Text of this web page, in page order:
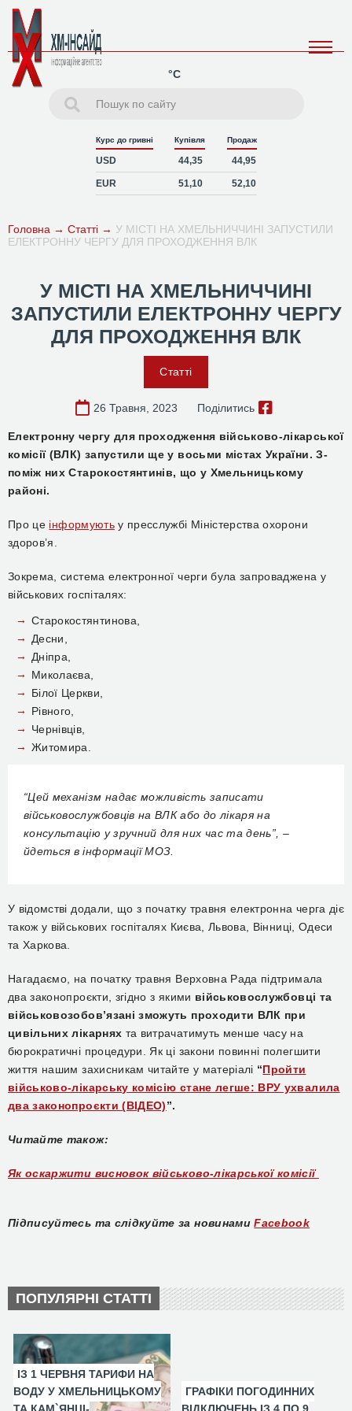
°C
Курс до гривні Купівля Продаж
USD 44,35 44,95
EUR 51,10 52,10
Головна → Статті → У МІСТІ НА ХМЕЛЬНИЧЧИНІ ЗАПУСТИЛИ
ЕЛЕКТРОННУ ЧЕРГУ ДЛЯ ПРОХОДЖЕННЯ ВЛК
У МІСТІ НА ХМЕЛЬНИЧЧИНІ
ЗАПУСТИЛИ ЕЛЕКТРОННУ ЧЕРГУ
ДЛЯ ПРОХОДЖЕННЯ ВЛК
Статті
26 Травня, 2023 Поділитись
Електронну чергу для проходження військово-лікарської
комісії (ВЛК) запустили ще у восьми містах України. З-
поміж них Старокостянтинів, що у Хмельницькому
районі.
Про це інформуютьу пресслужбі Міністерства охорони
здоров’я.
Зокрема, система електронної черги була запроваджена у
військових госпіталях:
Старокостянтинова,
Десни,
Дніпра,
Миколаєва,
Білої Церкви,
Рівного,
Чернівців,
Житомира.
“Цей механізм надає можливість записати
військовослужбовців на ВЛК або до лікаря на
консультацію у зручний для них час та день”, –
йдеться в інформації МОЗ.
У відомстві додали, що з початку травня електронна черга діє
також у військових госпіталях Києва, Львова, Вінниці, Одеси
та Харкова.
Нагадаємо, на початку травня Верховна Рада підтримала
два законопроєкти, згідно з якими військовослужбовці та
військовозобов’язані зможуть проходити ВЛК при
цивільних лікарнях та витрачатимуть менше часу на
бюрократичні процедури. Як ці закони повинні полегшити
життя нашим захисникамчитайте у матеріалі “Пройти
військово-лікарську комісію стане легше: ВРУ ухвалила
два законопроєкти (ВІДЕО)”.
Читайте також:
Як оскаржити висновок військово-лікарської комісії
Підписуйтесь та слідкуйте за новинами Facebook
ПОПУЛЯРНІ СТАТТІ
ІЗ 1 ЧЕРВНЯ ТАРИФИ НА
ВОДУ У ХМЕЛЬНИЦЬКОМУ
ГРАФІКИ ПОГОДИННИХ